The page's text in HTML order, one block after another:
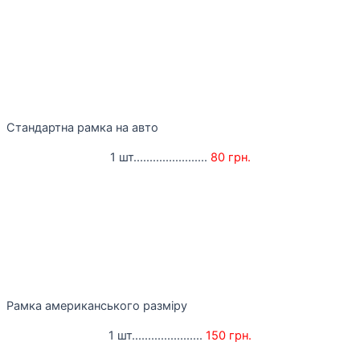
Стандартна рамка на авто
1 шт....................... 80 грн.
Рамка американського разміру
1 шт...................... 150 грн.